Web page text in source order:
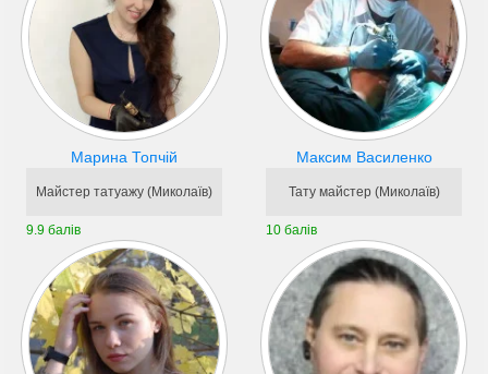
Марина Топчій
Майстер татуажу (Миколаїв)
9.9 балів
Максим Василенко
Тату майстер (Миколаїв)
10 балів